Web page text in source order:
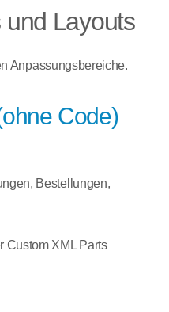
Layouts
Anpassungsbereiche.
Code)
Bestellungen,
Custom XML Parts